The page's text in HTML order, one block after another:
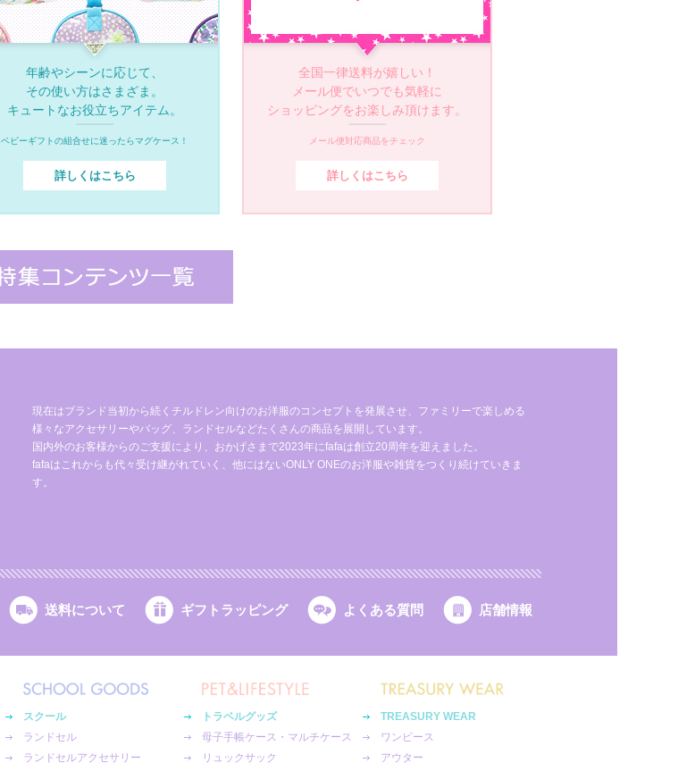
年齢やシーンに応じて、
その使い方はさまざま。
キュートなお役立ちアイテム。
ベビーギフトの組合せに迷ったらマグケース！
詳しくはこちら
全国一律送料が嬉しい！
メール便でいつでも気軽に
ショッピングをお楽しみ頂けます。
メール便対応商品をチェック
詳しくはこちら
現在はブランド当初から続くチルドレン向けのお洋服のコンセプトを発展させ、ファミリーで楽しめる
様々なアクセサリーやバッグ、ランドセルなどたくさんの商品を展開しています。
国内外のお客様からのご支援により、おかげさまで2023年にfafaは創立20周年を迎えました。
fafaはこれからも代々受け継がれていく、他にはないONLY ONEのお洋服や雑貨をつくり続けていきま
す。
送料について ギフトラッピング よくある質問 店舗情報
スクール
ランドセル
ランドセルアクセサリー
トラベルグッズ
母子手帳ケース・マルチケース
リュックサック
TREASURY WEAR
ワンピース
アウター